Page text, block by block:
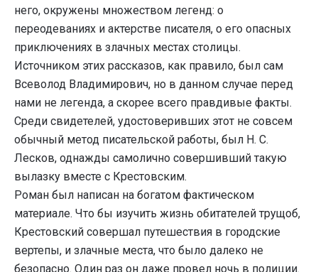
него, окружены множеством легенд: о
переодеваниях и актерстве писателя, о его опасных
приключениях в злачных местах столицы.
Источником этих рассказов, как правило, был сам
Всеволод Владимирович, но в данном случае перед
нами не легенда, а скорее всего правдивые факты.
Среди свидетелей, удостоверивших этот не совсем
обычный метод писательской работы, был Н. С.
Лесков, однажды самолично совершивший такую
вылазку вместе с Крестовским.
Роман был написан на богатом фактическом
материале. Что бы изучить жизнь обитателей трущоб,
Крестовский совершал путешествия в городские
вертепы, и злачные места, что было далеко не
безопасно. Один раз он даже провел ночь в полиции.